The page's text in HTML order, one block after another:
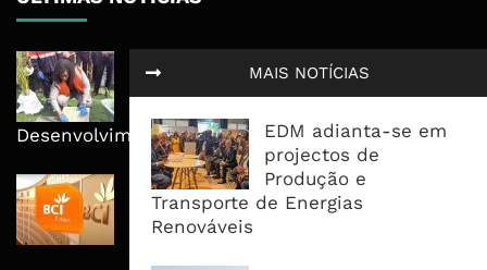
MAIS NOTÍCIAS
EDM adianta-se em
projectos de
Produção e
Transporte de Energias
Renováveis
MPDC Investe 67 Milhões de
Desenvolvimento
BCI Lucra 3,34 Mil Milhões De
Meticais, Mas Crédito A Clientes
Recua 5,5%